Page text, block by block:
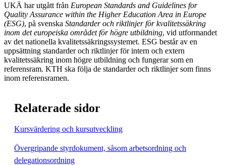
UKÄ har utgått från European Standards and Guidelines for
Quality Assurance within the Higher Education Area in Europe
(ESG), på svenska Standarder och riktlinjer för kvalitetssäkring
inom det europeiska området för högre utbildning, vid utformandet
av det nationella kvalitetssäkringssystemet. ESG består av en
uppsättning standarder och riktlinjer för intern och extern
kvalitetssäkring inom högre utbildning och fungerar som en
referensram. KTH ska följa de standarder och riktlinjer som finns
inom referensramen.
Relaterade sidor
Kursvärdering och kursutveckling
Övergripande styrdokument, såsom arbetsordning och
delegationsordning